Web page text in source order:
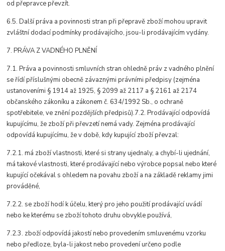
od přepravce převzít.
6.5. Další práva a povinnosti stran při přepravě zboží mohou upravit
zvláštní dodací podmínky prodávajícího, jsou-li prodávajícím vydány.
7. PRÁVA Z VADNÉHO PLNĚNÍ
7.1. Práva a povinnosti smluvních stran ohledně práv z vadného plnění
se řídí příslušnými obecně závaznými právními předpisy (zejména
ustanoveními § 1914 až 1925, § 2099 až 2117 a § 2161 až 2174
občanského zákoníku a zákonem č. 634/1992 Sb., o ochraně
spotřebitele, ve znění pozdějších předpisů).7.2. Prodávající odpovídá
kupujícímu, že zboží při převzetí nemá vady. Zejména prodávající
odpovídá kupujícímu, že v době, kdy kupující zboží převzal:
7.2.1. má zboží vlastnosti, které si strany ujednaly, a chybí-li ujednání,
má takové vlastnosti, které prodávající nebo výrobce popsal nebo které
kupující očekával s ohledem na povahu zboží a na základě reklamy jimi
prováděné,
7.2.2. se zboží hodí k účelu, který pro jeho použití prodávající uvádí
nebo ke kterému se zboží tohoto druhu obvykle používá,
7.2.3. zboží odpovídá jakostí nebo provedením smluvenému vzorku
nebo předloze, byla-li jakost nebo provedení určeno podle